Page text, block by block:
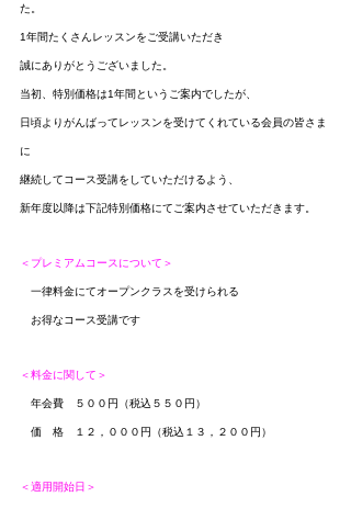
た。
1年間たくさんレッスンをご受講いただき
誠にありがとうございました。
当初、特別価格は1年間というご案内でしたが、
日頃よりがんばってレッスンを受けてくれている会員の皆さま
に
継続してコース受講をしていただけるよう、
新年度以降は下記特別価格にてご案内させていただきます。
＜プレミアムコースについて＞
一律料金にてオープンクラスを受けられる
お得なコース受講です
＜料金に関して＞
年会費　５００円（税込５５０円）
価　格　１２，０００円（税込１３，２００円）
＜適用開始日＞